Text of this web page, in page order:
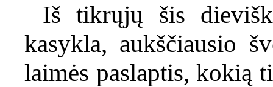
Iš tikrųjų šis
kasykla, aukščiausio
laimės paslaptis, kokią